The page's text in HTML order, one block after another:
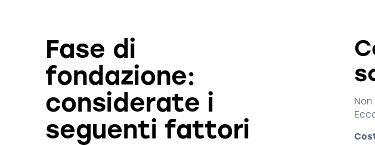
Fase di
fondazione:
considerate i
seguenti fattori